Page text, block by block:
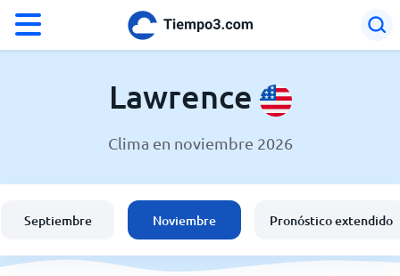
El clima en Lawrence
España
Lawrence
Clima en noviembre 2026
Septiembre Noviembre Pronóstico extendido